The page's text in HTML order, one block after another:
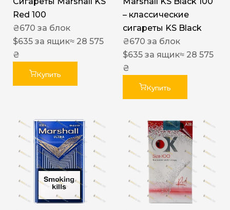
Red 100
₴670 за блок
$635 за ящик≈ 28 575
₴
Купить
– классические
сигареты KS Black
₴670 за блок
$635 за ящик≈ 28 575
₴
Купить